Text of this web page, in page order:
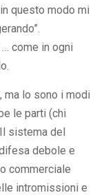
questo modo mi
come in ogni
ma lo sono i modi
le parti (chi
sistema del
debole e
commerciale
intromissioni e